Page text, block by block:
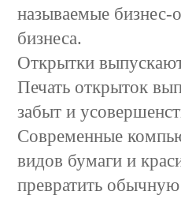
называемые бизнес-
бизнеса.
Открытки
Печать открыток
забыт и
Современные
видов бумаги и
превратить